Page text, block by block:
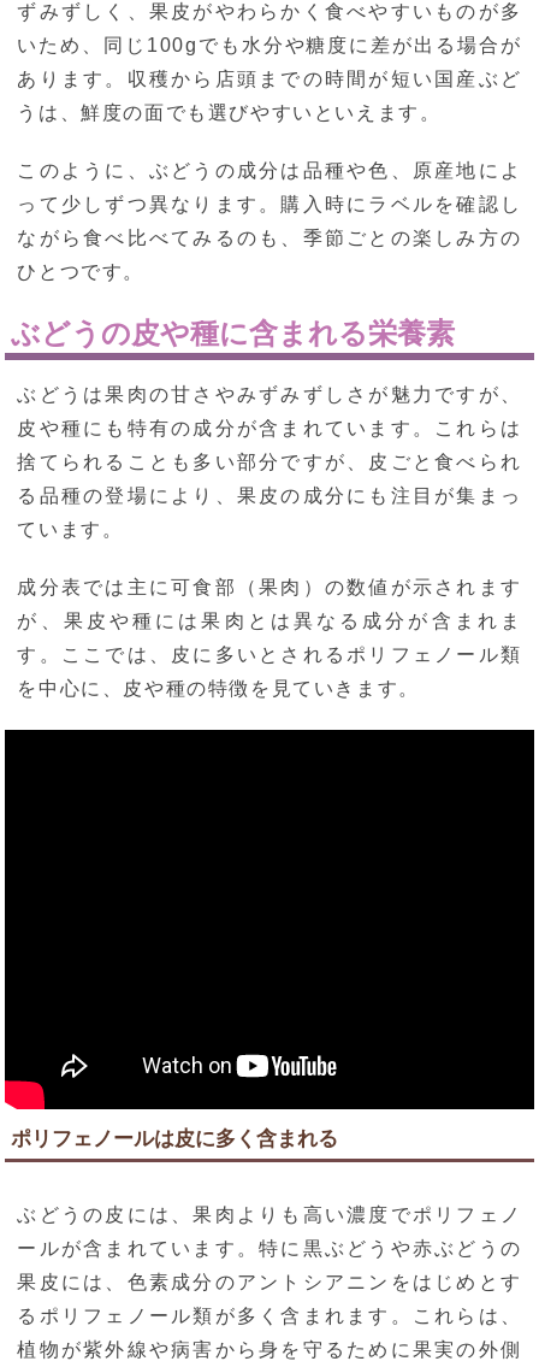
ずみずしく、果皮がやわらかく食べやすいものが多
いため、同じ100gでも水分や糖度に差が出る場合が
あります。収穫から店頭までの時間が短い国産ぶど
うは、鮮度の面でも選びやすいといえます。
このように、ぶどうの成分は品種や色、原産地によ
って少しずつ異なります。購入時にラベルを確認し
ながら食べ比べてみるのも、季節ごとの楽しみ方の
ひとつです。
ぶどうの皮や種に含まれる栄養素
ぶどうは果肉の甘さやみずみずしさが魅力ですが、
皮や種にも特有の成分が含まれています。これらは
捨てられることも多い部分ですが、皮ごと食べられ
る品種の登場により、果皮の成分にも注目が集まっ
ています。
成分表では主に可食部（果肉）の数値が示されます
が、果皮や種には果肉とは異なる成分が含まれま
す。ここでは、皮に多いとされるポリフェノール類
を中心に、皮や種の特徴を見ていきます。
ポリフェノールは皮に多く含まれる
ぶどうの皮には、果肉よりも高い濃度でポリフェノ
ールが含まれています。特に黒ぶどうや赤ぶどうの
果皮には、色素成分のアントシアニンをはじめとす
るポリフェノール類が多く含まれます。これらは、
植物が紫外線や病害から身を守るために果実の外側